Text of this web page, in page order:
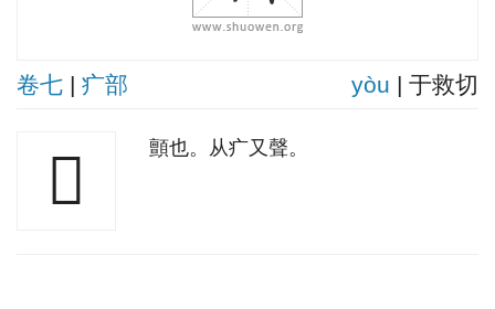
卷七 | 疒部 yòu | 于救切
𤴨 顫也。从疒又聲。